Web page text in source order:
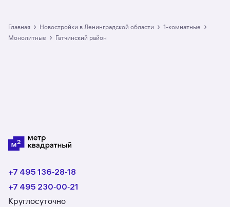
в Гатчинском районе: в разделе размещено
3 ЖК. Гарантия сделки: вернём полную
Главная › Новостройки в Ленинградской области › 1-комнатные ›
монолитные › Гатчинский район
+7 495 136‑28‑18
+7 495 230‑00‑21
Круглосуточно